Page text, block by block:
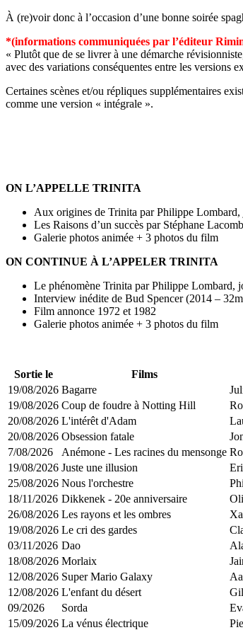
À (re)voir donc à l’occasion d’une bonne soirée
*(informations communiquées par l’éditeur
« Plutôt que de se livrer à une démarche
avec des variations conséquentes entre les
Certaines scènes et/ou répliques supplémentaires
comme une version « intégrale ».
ON L’APPELLE TRINITA
Aux origines de Trinita par Philippe
Les Raisons d’un succès par Stéphane
Galerie photos animée + 3 photos du film
ON CONTINUE À L’APPELER TRINITA
Le phénomène Trinita par Philippe Lombard,
Interview inédite de Bud Spencer (2014 –
Film annonce 1972 et 1982
Galerie photos animée + 3 photos du film
Sortie le Films
19/08/2026 Bagarre
19/08/2026 Coup de foudre à Notting Hill
20/08/2026 L'intérêt d'Adam
20/08/2026 Obsession fatale
7/08/2026
Anémone - Les racines du mensonge
19/08/2026 Juste une illusion
25/08/2026 Nous l'orchestre
18/11/2026 Dikkenek - 20e anniversaire
26/08/2026 Les rayons et les ombres
19/08/2026 Le cri des gardes
03/11/2026 Dao
18/08/2026 Morlaix
12/08/2026 Super Mario Galaxy
12/08/2026 L'enfant du désert
09/2026
Sorda
15/09/2026 La vénus électrique